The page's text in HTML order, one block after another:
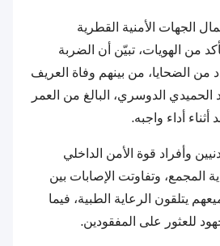
الجهات الأمنية القطرية
من الهويات، تبيّن أن الضربة
الضحايا، من بينهم وفاة العريف
الدوسري، البالغ من العمر
وأفراد قوة الأمن الداخلي
المجمع، وتفاوتت الإصابات بين
يتلقون الرعاية الطبية، فيما
للعثور على المفقودين.